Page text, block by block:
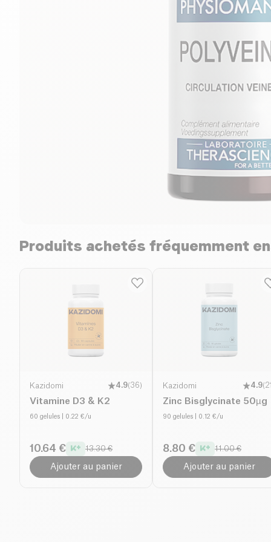
Produits achetés fréquemment
Kazidomi 4.9(36)
Vitamine D3 & K2
60 gelules | 0.22 €/u
10.64 € 13.30 €
Ajouter au panier
Kazidomi 4.9(21
Zinc Bisglycinate 50µg
90 gelules | 0.12 €/u
8.80 € 11.00 €
Ajouter au panier